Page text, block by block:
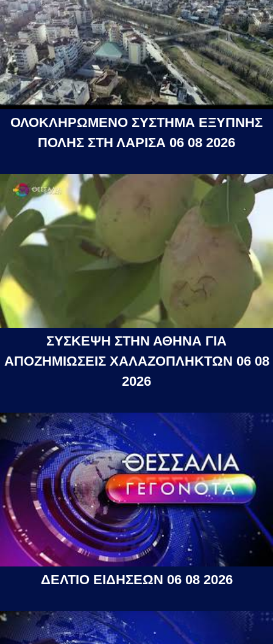
ΟΛΟΚΛΗΡΩΜΕΝΟ ΣΥΣΤΗΜΑ ΕΞΥΠΝΗΣ
ΠΟΛΗΣ ΣΤΗ ΛΑΡΙΣΑ 06 08 2026
ΣΥΣΚΕΨΗ ΣΤΗΝ ΑΘΗΝΑ ΓΙΑ
ΑΠΟΖΗΜΙΩΣΕΙΣ ΧΑΛΑΖΟΠΛΗΚΤΩΝ 06 08
2026
ΔΕΛΤΙΟ ΕΙΔΗΣΕΩΝ 06 08 2026